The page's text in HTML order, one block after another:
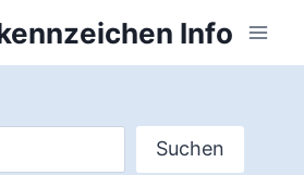
Info
Suchen